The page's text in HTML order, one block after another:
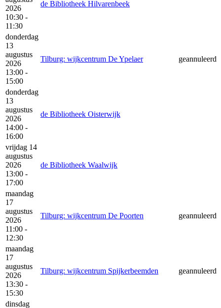
2026
10:30 -
11:30
de Bibliotheek Hilvarenbeek
donderdag
13
augustus
2026
13:00 -
15:00
Tilburg: wijkcentrum De Ypelaer geannuleerd
donderdag
13
augustus
2026
14:00 -
16:00
de Bibliotheek Oisterwijk
vrijdag 14
augustus
2026
13:00 -
17:00
de Bibliotheek Waalwijk
maandag
17
augustus
2026
11:00 -
12:30
Tilburg: wijkcentrum De Poorten geannuleerd
maandag
17
augustus
2026
13:30 -
15:30
Tilburg: wijkcentrum Spijkerbeemden geannuleerd
dinsdag